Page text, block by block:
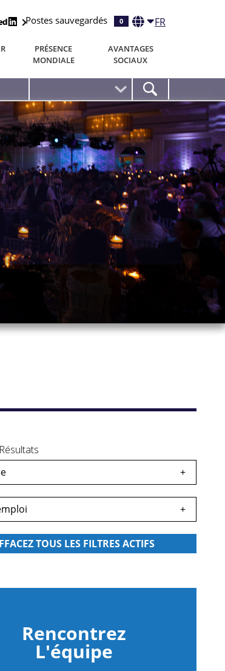
Postes sauvegardés 0 FR
PRÉSENCE
MONDIALE
AVANTAGES
SOCIAUX
Rencontrez
L'équipe